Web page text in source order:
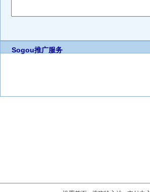
Sogou推广服务